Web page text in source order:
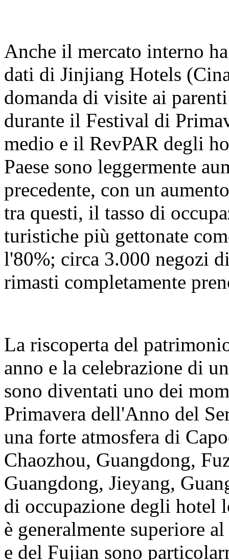
Anche il mercato interno
dati di Jinjiang Hotels
domanda di visite ai
durante il Festival di
medio e il RevPAR degli
Paese sono leggermente
precedente, con un
tra questi, il tasso di
turistiche più gettonate
l'80%; circa 3.000 negozi
rimasti completamente
La riscoperta del
anno e la celebrazione di
sono diventati uno dei
Primavera dell'Anno del
una forte atmosfera di
Chaozhou, Guangdong,
Guangdong, Jieyang,
di occupazione degli hotel
è generalmente superiore
e del Fujian sono